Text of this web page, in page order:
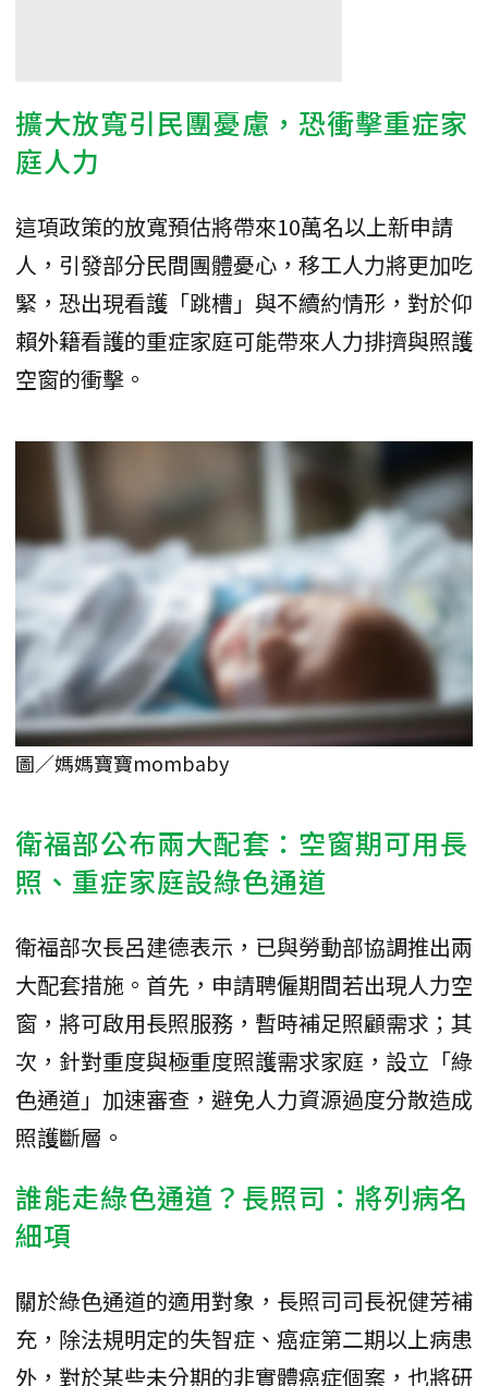
擴大放寬引民團憂慮，恐衝擊重症家
庭人力
這項政策的放寬預估將帶來10萬名以上新申請
人，引發部分民間團體憂心，移工人力將更加吃
緊，恐出現看護「跳槽」與不續約情形，對於仰
賴外籍看護的重症家庭可能帶來人力排擠與照護
空窗的衝擊。
圖／媽媽寶寶mombaby
衛福部公布兩大配套：空窗期可用長
照、重症家庭設綠色通道
衛福部次長呂建德表示，已與勞動部協調推出兩
大配套措施。首先，申請聘僱期間若出現人力空
窗，將可啟用長照服務，暫時補足照顧需求；其
次，針對重度與極重度照護需求家庭，設立「綠
色通道」加速審查，避免人力資源過度分散造成
照護斷層。
誰能走綠色通道？長照司：將列病名
細項
關於綠色通道的適用對象，長照司司長祝健芳補
充，除法規明定的失智症、癌症第二期以上病患
外，對於某些未分期的非實體癌症個案，也將研